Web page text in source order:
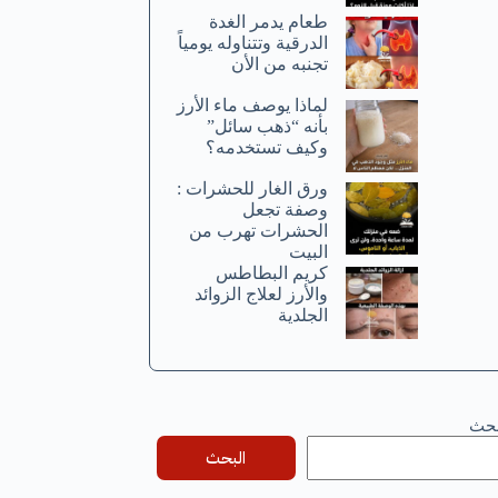
طعام يدمر الغدة
الدرقية وتتناوله يومياً
تجنبه من الأن
لماذا يوصف ماء الأرز
بأنه “ذهب سائل”
وكيف تستخدمه؟
ورق الغار للحشرات :
وصفة تجعل
الحشرات تهرب من
البيت
كريم البطاطس
والأرز لعلاج الزوائد
الجلدية
البحث